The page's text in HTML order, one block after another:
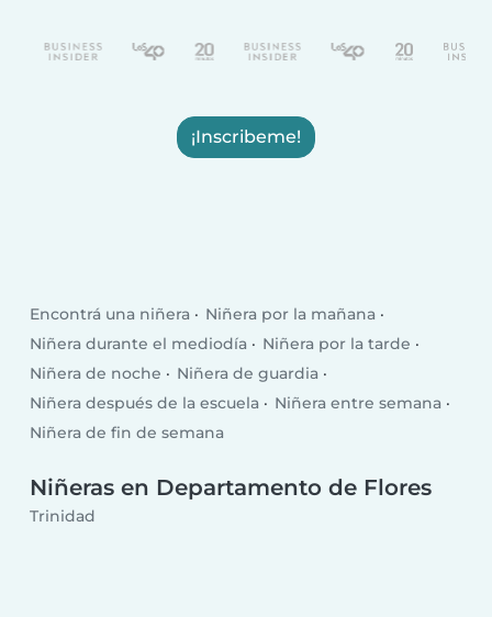
¡Inscribeme!
Encontrá una niñera
Niñera por la mañana
Niñera durante el mediodía
Niñera por la tarde
Niñera de noche
Niñera de guardia
Niñera después de la escuela
Niñera entre semana
Niñera de fin de semana
Niñeras en Departamento de Flores
Trinidad